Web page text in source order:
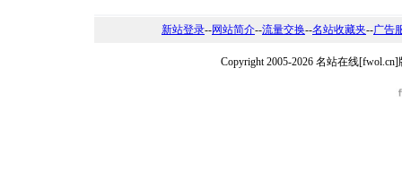
新站登录--网站简介--流量交换--名站收藏夹--广告
Copyright 2005-2026 名站在线